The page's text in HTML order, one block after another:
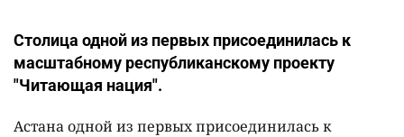
Столица одной из первых присоединилась к
масштабному республиканскому проекту
"Читающая нация".
Астана одной из первых присоединилась к